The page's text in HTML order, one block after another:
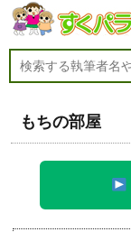
もちの部屋